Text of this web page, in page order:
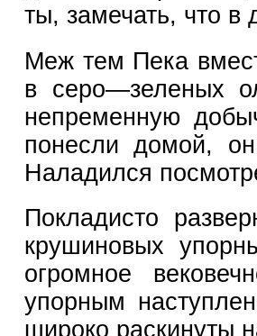
ты, замечать, что в
Меж тем Пека
в серо—зеленых
непременную
понесли домой,
Наладился
Покладисто
крушиновых
огромное
упорным
широко раскинуты